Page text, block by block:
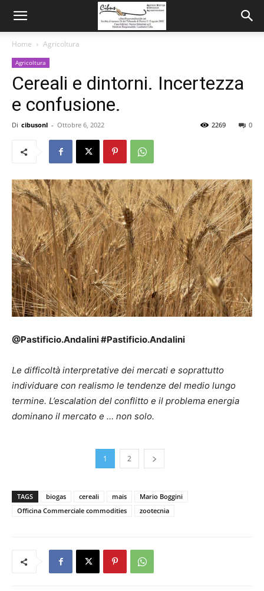
Home Agricoltura
Agricoltura
Cereali e dintorni. Incertezza
e confusione.
Di cibusonl - Ottobre 6, 2022 0
2269
@Pastificio.Andalini #Pastificio.Andalini
Le difficoltà interpretative dei mercati e soprattutto
individuare con realismo le tendenze del medio lungo
termine. L’escalation del conflitto e il problema energia
dominano il mercato e … non solo.
1 2
TAGS biogas cereali mais
Mario Boggini
Officina Commerciale commodities
zootecnia